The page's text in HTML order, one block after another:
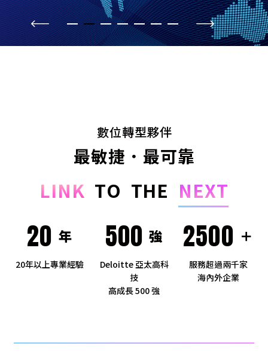
數位轉型夥伴
最敏捷 ． 最可靠
LINK TO THE NEXT
20 年
20年以上專業經驗
500 強
Deloitte 亞太高科
技
高成長 500 強
2500 ＋
服務超過兩千家
海內外企業